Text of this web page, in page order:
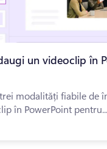
un videoclip în
modalități fiabile de
în PowerPoint pentru...